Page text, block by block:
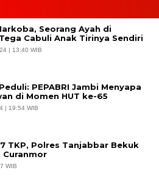
Seorang Ayah di
Cabuli Anak Tirinya Sendiri
| 13:40 WIB
PEPABRI Jambi Menyapa
di Momen HUT ke-65
| 19:54 WIB
TKP, Polres Tanjabbar Bekuk
Curanmor
WIB